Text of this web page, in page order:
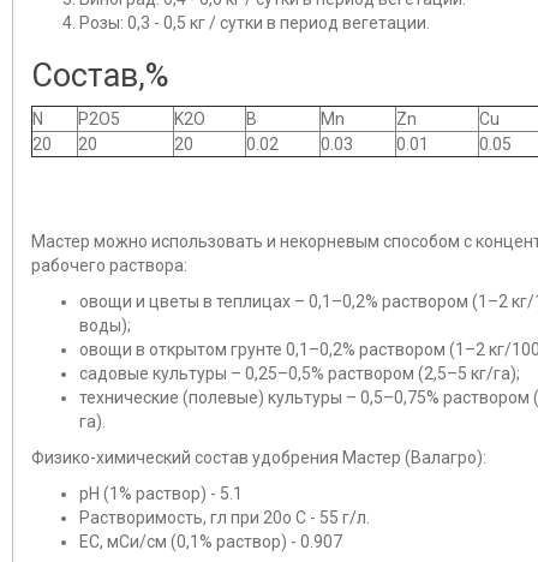
Розы: 0,3 - 0,5 кг / сутки в период вегетации.
Состав,%
N P2O5 K2O B Mn Zn
Cu
20
20 20 0.02 0.03 0.01 0.05
Мастер можно использовать и некорневым способом с
рабочего раствора:
овощи и цветы в теплицах – 0,1–0,2% раствором (1–2
воды);
овощи в открытом грунте 0,1–0,2% раствором (1–2 кг/
садовые культуры – 0,25–0,5% раствором (2,5–5 кг/га);
технические (полевые) культуры – 0,5–0,75% раствором
га).
Физико-химический состав удобрения Мастер (Валагро):
pH (1% раствор) - 5.1
Растворимость, гл при 20o С - 55 г/л.
ЕС, мСи/см (0,1% раствор) - 0.907